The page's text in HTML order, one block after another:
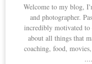
Welcome to my blog,
and photographer.
incredibly motivated
about all things that
coaching, food,